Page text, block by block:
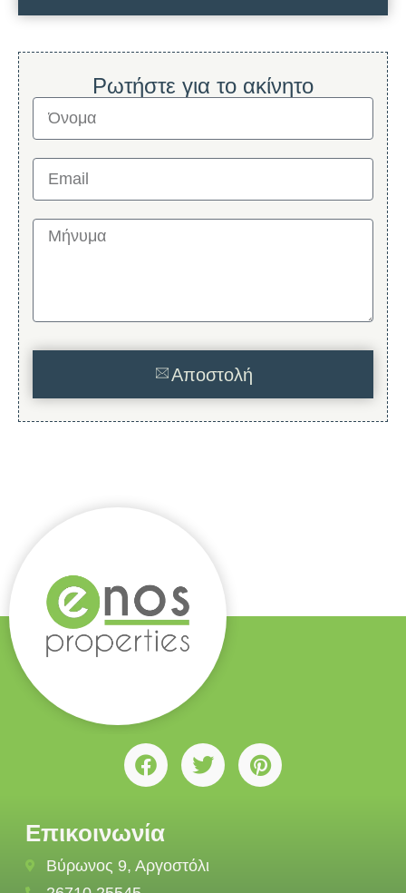
Ρωτήστε για το ακίνητο
Αποστολή
Επικοινωνία
Βύρωνος 9, Αργοστόλι